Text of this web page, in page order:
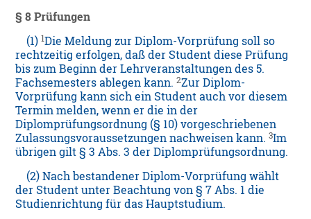
§ 8 Prüfungen
(1)1Die Meldung zur Diplom-Vorprüfung soll so
rechtzeitig erfolgen, daß der Student diese Prüfung
bis zum Beginn der Lehrveranstaltungen des 5.
Fachsemesters ablegen kann.2Zur Diplom-
Vorprüfung kann sich ein Student auch vor diesem
Termin melden, wenn er die in der
Diplomprüfungsordnung (§ 10) vorgeschriebenen
Zulassungsvoraussetzungen nachweisen kann.3Im
übrigen gilt § 3 Abs. 3 der Diplomprüfungsordnung.
(2) Nach bestandener Diplom-Vorprüfung wählt
der Student unter Beachtung von § 7 Abs. 1 die
Studienrichtung für das Hauptstudium.